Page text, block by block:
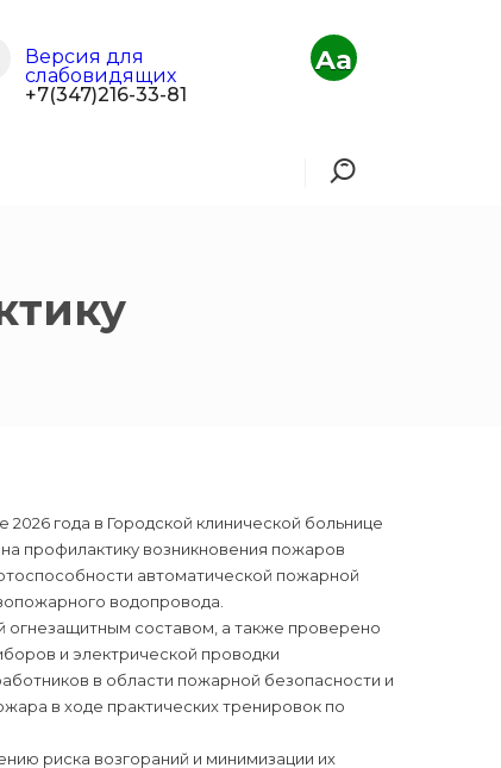
Версия для
слабовидящих
+7(347)216-33-81
Aa
года в Городской клинической больнице
профилактику возникновения пожаров
автоматической пожарной
водопровода.
составом, а также проверено
и электрической проводки
в области пожарной безопасности и
в ходе практических тренировок по
риска возгораний и минимизации их